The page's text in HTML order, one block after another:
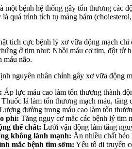
một bệnh hệ thống gây tổn thương các
quá trình tích tụ mảng bám
tích cực bệnh lý xơ vữa động mạch
ở tim như: Nhồi máu cơ tim, đột tử
máu não.
nguyên nhân chính gây xơ vữa động
Áp lực máu cao làm tổn thương thành
Thuốc lá làm tổn thương mạch máu,
Lượng đường trong máu cao làm tổn
phì: Tăng nguy cơ mắc các bệnh lý tim
thể chất: Lười vận động làm tăng
không lành mạnh: Ăn nhiều chất
mắc bệnh tim sớm: Yếu tố di truyền